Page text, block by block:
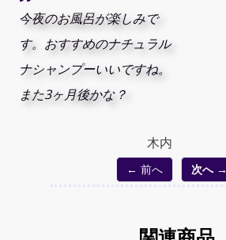
今夜のお風呂が楽しみで
す。おすすめのナチュラル
ナシャンプーいいですね。
また3ヶ月後かな？
木内
← 前へ 次へ →